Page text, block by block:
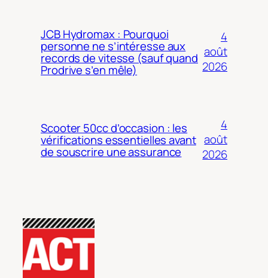
JCB Hydromax : Pourquoi
personne ne s’intéresse aux
records de vitesse (sauf quand
Prodrive s’en mêle)
4
août
2026
Scooter 50cc d’occasion : les
vérifications essentielles avant
de souscrire une assurance
4
août
2026